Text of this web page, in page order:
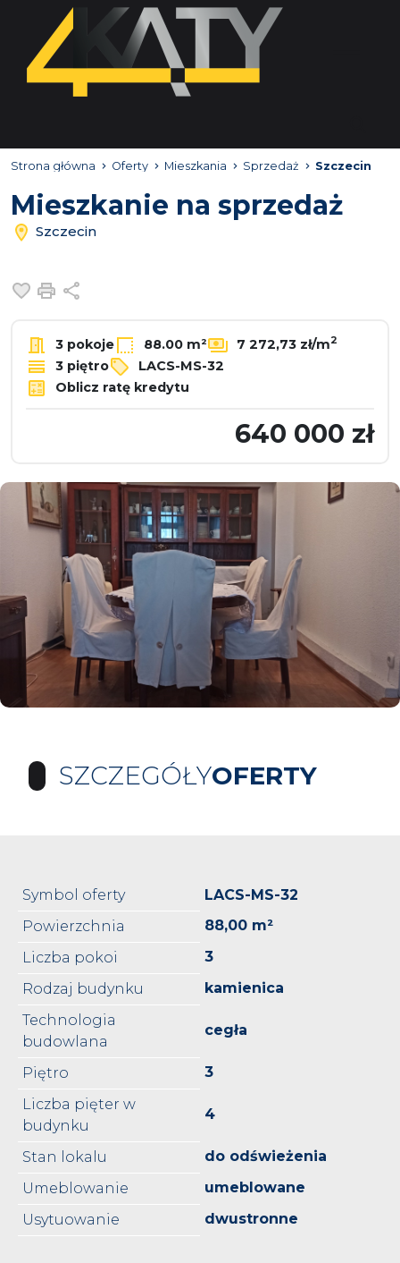
Strona główna Oferty Mieszkania Sprzedaż Szczecin
Mieszkanie na sprzedaż
Szczecin
Dodaj do ulubionych
Drukuj
3 pokoje 88.00 m² 7 272,73 zł/m2
3 piętro
LACS-MS-32
Oblicz ratę kredytu
640 000 zł
SZCZEGÓŁYOFERTY
Symbol oferty
LACS-MS-32
Powierzchnia
88,00 m²
Liczba pokoi
3
Rodzaj budynku
kamienica
Technologia
budowlana
cegła
Piętro
3
Liczba pięter w
budynku
4
Stan lokalu
do odświeżenia
Umeblowanie
umeblowane
Usytuowanie
dwustronne